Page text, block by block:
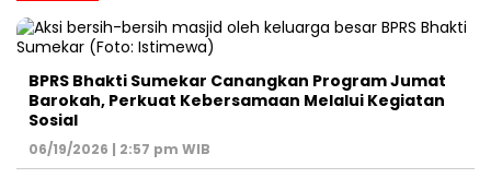
BPRS Bhakti Sumekar Canangkan Program Jumat
Barokah, Perkuat Kebersamaan Melalui Kegiatan
Sosial
06/19/2026 | 2:57 pm WIB